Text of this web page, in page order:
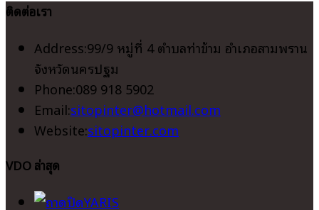
ติดต่อเรา
Address:99/9 หมู่ที่ 4 ตำบลท่าข้าม อำเภอสามพราน
จังหวัดนครปฐม
Phone:089 918 5902
Email:sitopinter@hotmail.com
Website:sitopinter.com
VDO ล่าสุด